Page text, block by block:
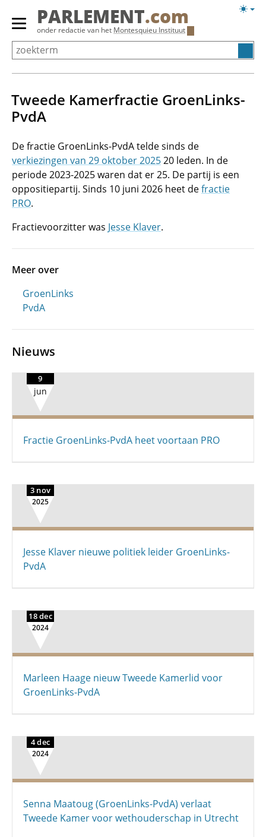
Overslaan
Primair
menu
tonen/verbergen
PARLEMENT.com
onder redactie van het Montesquieu Instituut
Tweede Kamerfractie GroenLinks-
PvdA
De fractie GroenLinks-PvdA telde sinds de
verkiezingen van 29 oktober 202520 leden. In de
periode 2023-2025 waren dat er 25. De partij is een
oppositiepartij. Sinds 10 juni 2026 heet defractie
PRO.
Fractievoorzitter was Jesse Klaver.
Meer over
GroenLinks
PvdA
Nieuws
9
jun
Fractie GroenLinks-PvdA heet voortaan PRO
3 nov
2025
Jesse Klaver nieuwe politiek leider GroenLinks-
PvdA
18 dec
2024
Marleen Haage nieuw Tweede Kamerlid voor
GroenLinks-PvdA
4 dec
2024
Senna Maatoug (GroenLinks-PvdA) verlaat
Tweede Kamer voor wethouderschap in Utrecht